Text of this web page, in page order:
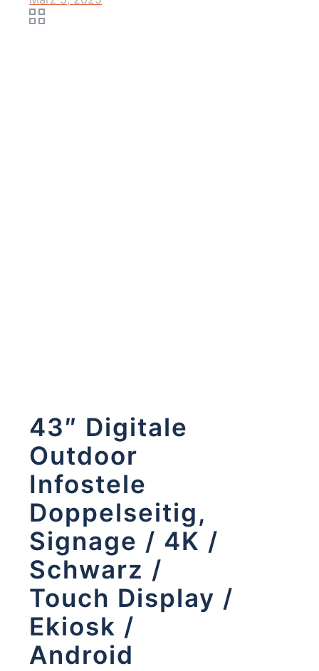
43″ Digitale
Outdoor
Infostele
Doppelseitig,
Signage / 4K /
Schwarz /
Touch Display /
Ekiosk /
Android